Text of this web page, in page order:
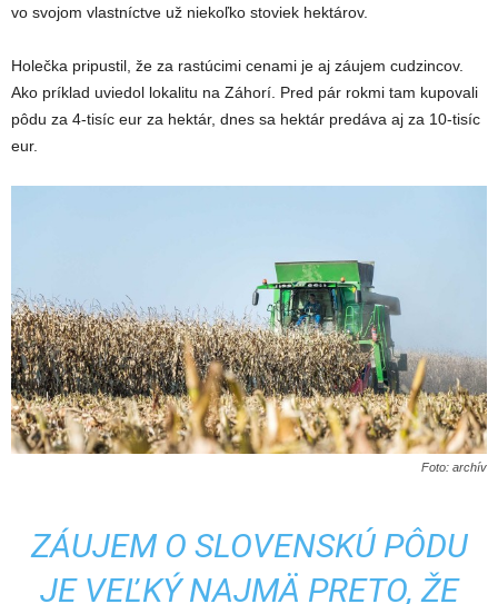
vo svojom vlastníctve už niekoľko stoviek hektárov.
Holečka pripustil, že za rastúcimi cenami je aj záujem cudzincov.
Ako príklad uviedol lokalitu na Záhorí. Pred pár rokmi tam kupovali
pôdu za 4-tisíc eur za hektár, dnes sa hektár predáva aj za 10-tisíc
eur.
Foto: archív
ZÁUJEM O SLOVENSKÚ PÔDU
JE VEĽKÝ NAJMÄ PRETO, ŽE